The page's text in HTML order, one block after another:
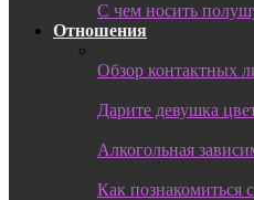
С чем носить
Отношения
Обзор контактных
Дарите девушка
Алкогольная
Как познакомиться